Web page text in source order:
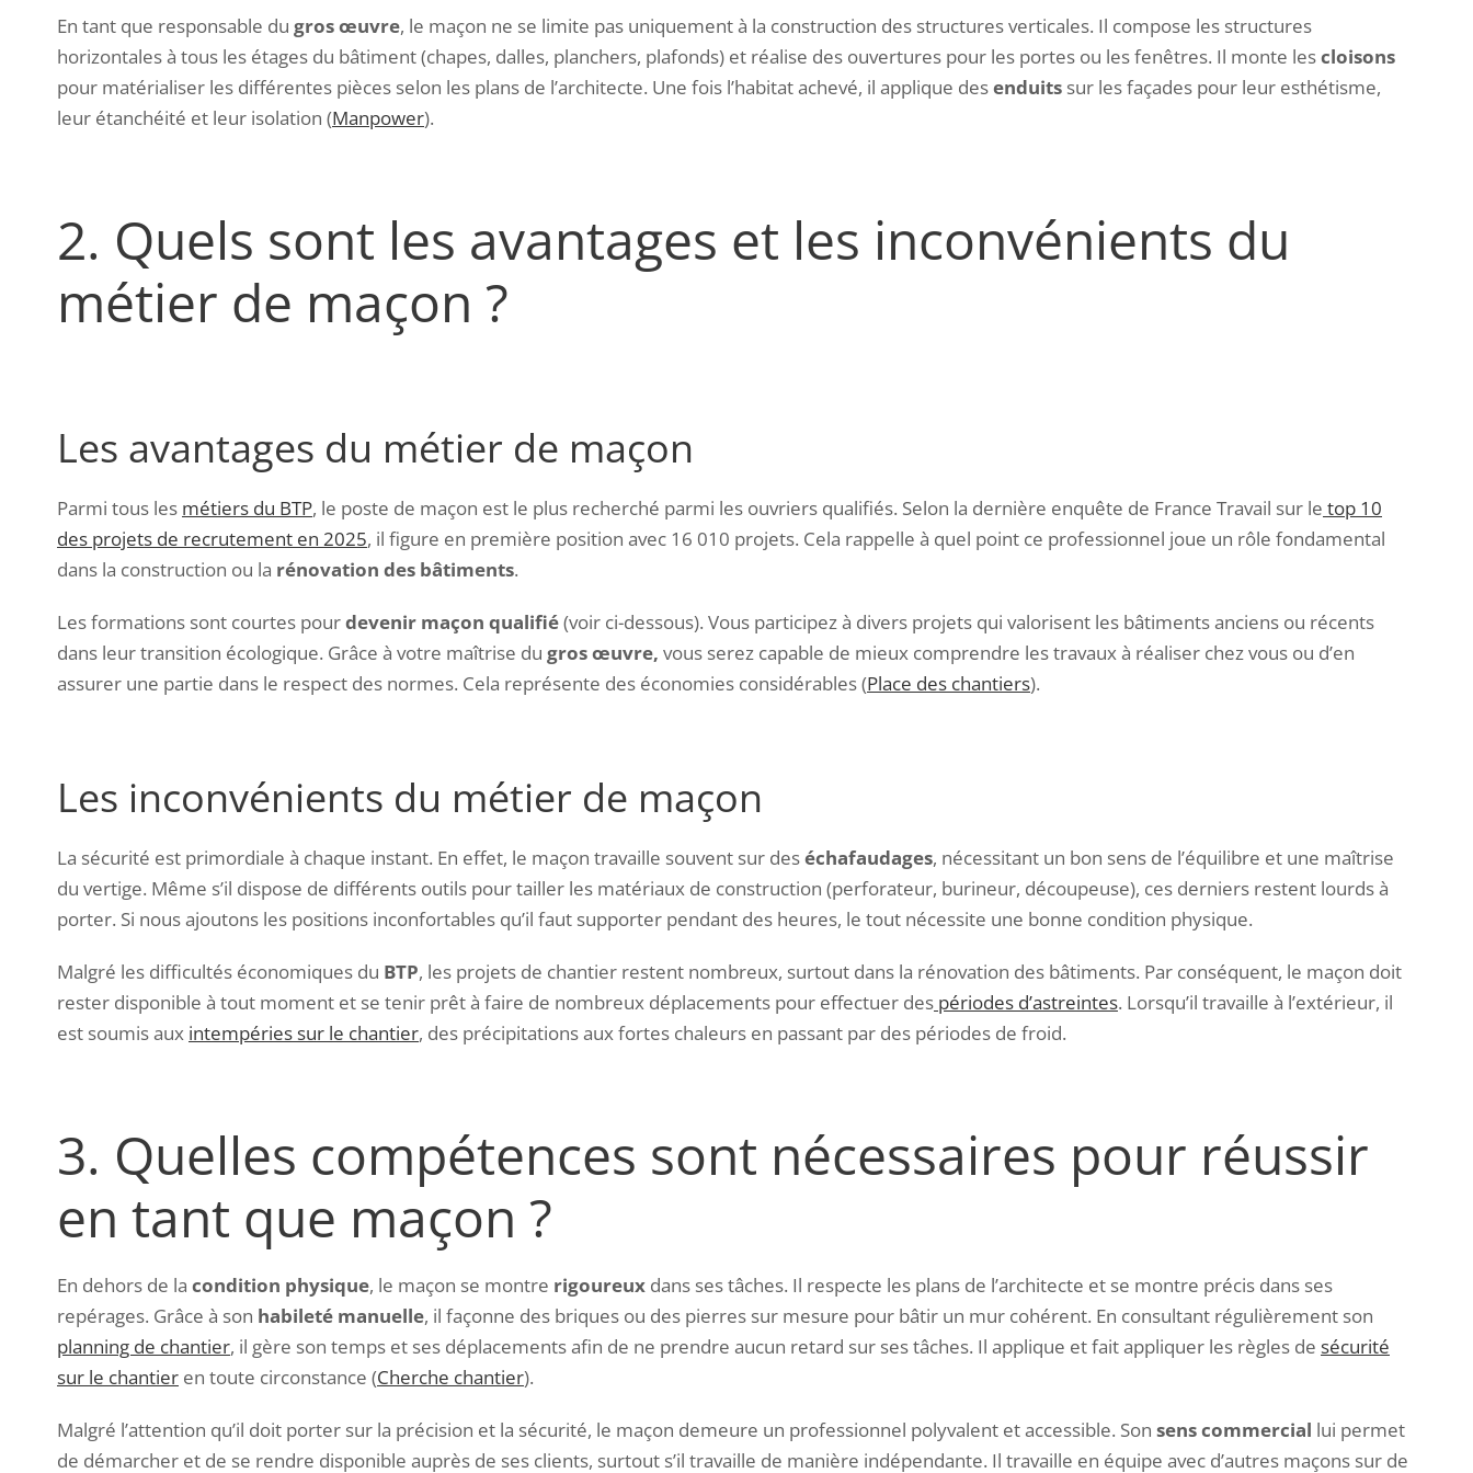
En tant que responsable du gros œuvre, le maçon ne se limite pas uniquement à la construction des structures verticales. Il compose les structures
horizontales à tous les étages du bâtiment (chapes, dalles, planchers, plafonds) et réalise des ouvertures pour les portes ou les fenêtres. Il monte lescloisons
pour matérialiser les différentes pièces selon les plans de l’architecte. Une fois l’habitat achevé, il applique desenduits sur les façades pour leur esthétisme,
leur étanchéité et leur isolation (Manpower).
2. Quels sont les avantages et les inconvénients du
métier de maçon ?
Les avantages du métier de maçon
Parmi tous les métiers du BTP, le poste de maçon est le plus recherché parmi les ouvriers qualifiés. Selon la dernière enquête de France Travail sur le top 10
des projets de recrutement en 2025, il figure en première position avec 16 010 projets. Cela rappelle à quel point ce professionnel joue un rôle fondamental
dans la construction ou la rénovation des bâtiments.
Les formations sont courtes pourdevenir maçon qualifié(voir ci-dessous). Vous participez à divers projets qui valorisent les bâtiments anciens ou récents
dans leur transition écologique. Grâce à votre maîtrise du gros œuvre, vous serez capable de mieux comprendre les travaux à réaliser chez vous ou d’en
assurer une partie dans le respect des normes. Cela représente des économies considérables (Place des chantiers).
Les inconvénients du métier de maçon
La sécurité est primordiale à chaque instant. En effet, le maçon travaille souvent sur deséchafaudages, nécessitant un bon sens de l’équilibre et une maîtrise
du vertige. Même s’il dispose de différents outils pour tailler les matériaux de construction (perforateur, burineur, découpeuse), ces derniers restent lourds à
porter. Si nous ajoutons les positions inconfortables qu’il faut supporter pendant des heures, le tout nécessite une bonne condition physique.
Malgré les difficultés économiques du BTP, les projets de chantier restent nombreux, surtout dans la rénovation des bâtiments. Par conséquent, le maçon doit
rester disponible à tout moment et se tenir prêt à faire de nombreux déplacements pour effectuer des périodes d’astreintes. Lorsqu’il travaille à l’extérieur, il
est soumis aux intempéries sur le chantier, des précipitations aux fortes chaleurs en passant par des périodes de froid.
3. Quelles compétences sont nécessaires pour réussir
en tant que maçon ?
En dehors de la condition physique, le maçon se montre rigoureux dans ses tâches. Il respecte les plans de l’architecte et se montre précis dans ses
repérages. Grâce à son habileté manuelle, il façonne des briques ou des pierres sur mesure pour bâtir un mur cohérent. En consultant régulièrement son
planning de chantier, il gère son temps et ses déplacements afin de ne prendre aucun retard sur ses tâches. Il applique et fait appliquer les règles de sécurité
sur le chantier en toute circonstance (Cherche chantier).
Malgré l’attention qu’il doit porter sur la précision et la sécurité, le maçon demeure un professionnel polyvalent et accessible. Son sens commercial lui permet
de démarcher et de se rendre disponible auprès de ses clients, surtout s’il travaille de manière indépendante. Il travaille en équipe avec d’autres maçons sur de